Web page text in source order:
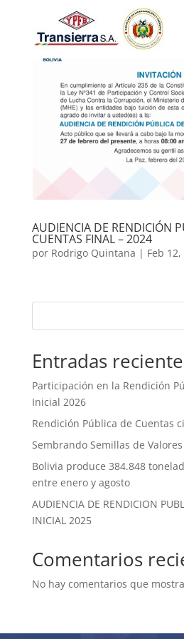
AUDIENCIA DE RENDICIÓN
CUENTAS FINAL – 2024
por Rodrigo Quintana | Feb
Entradas
Participación en la Rendición
Inicial 2026
Rendición Pública de Cuentas
Sembrando Semillas de
Bolivia produce 384.848
entre enero y agosto
AUDIENCIA DE RENDICION
INICIAL 2025
Comentarios
No hay comentarios que